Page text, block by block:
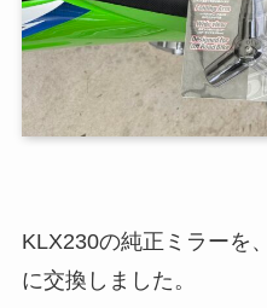
KLX230の純正ミラーを
に交換しました。